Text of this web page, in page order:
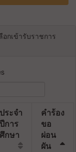
กเข้ารับราชการ
ประจำ
ปีการ
ศึกษา
คำร้อง
ขอ
ผ่อน
ผัน